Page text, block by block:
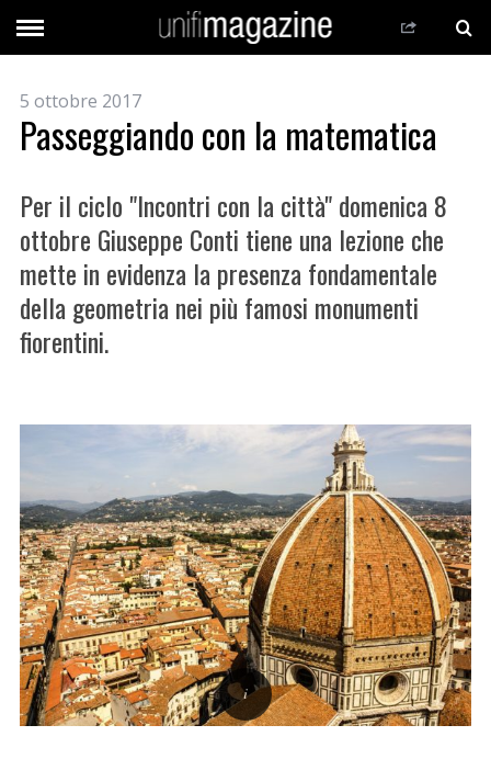
5 ottobre 2017
Passeggiando con la matematica
Per il ciclo "Incontri con la città" domenica 8
ottobre Giuseppe Conti tiene una lezione che
mette in evidenza la presenza fondamentale
della geometria nei più famosi monumenti
fiorentini.